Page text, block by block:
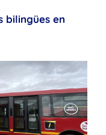
bilingües en